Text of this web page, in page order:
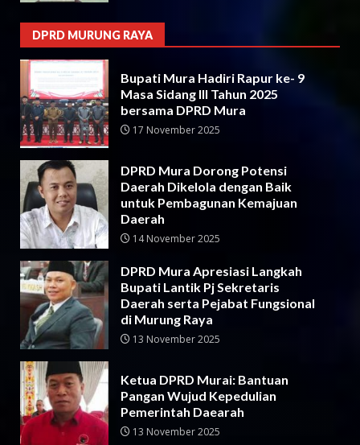
DPRD MURUNG RAYA
Bupati Mura Hadiri Rapur ke- 9
Masa Sidang III Tahun 2025
bersama DPRD Mura
17 November 2025
DPRD Mura Dorong Potensi
Daerah Dikelola dengan Baik
untuk Pembagunan Kemajuan
Daerah
14 November 2025
DPRD Mura Apresiasi Langkah
Bupati Lantik Pj Sekretaris
Daerah serta Pejabat Fungsional
di Murung Raya
13 November 2025
Ketua DPRD Murai: Bantuan
Pangan Wujud Kepedulian
Pemerintah Daearah
13 November 2025